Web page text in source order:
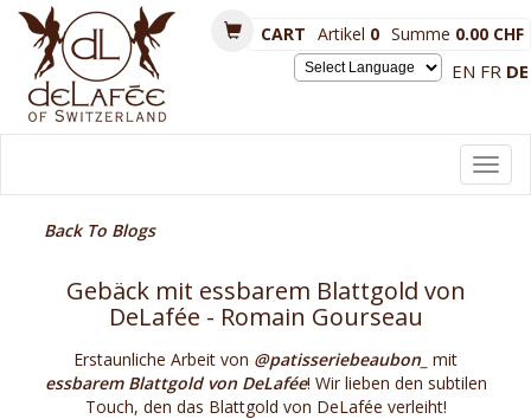
EN FR DE
CART Artikel 0 Summe 0.00 CHF
Back To Blogs
Gebäck mit essbarem Blattgold von
DeLafée - Romain Gourseau
Erstaunliche Arbeit von @patisseriebeaubon_ mit
essbarem Blattgold von DeLafée! Wir lieben den subtilen
Touch, den das Blattgold von DeLafée verleiht!